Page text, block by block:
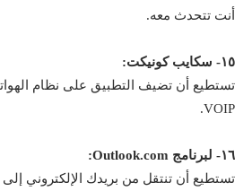
أنت تتحدث معه.
١٥- سكايب كونيكت:
VOIP.
١٦- لبرنامج Outlook.com:
تستطيع أن تنتقل من بريدك الإلكتروني